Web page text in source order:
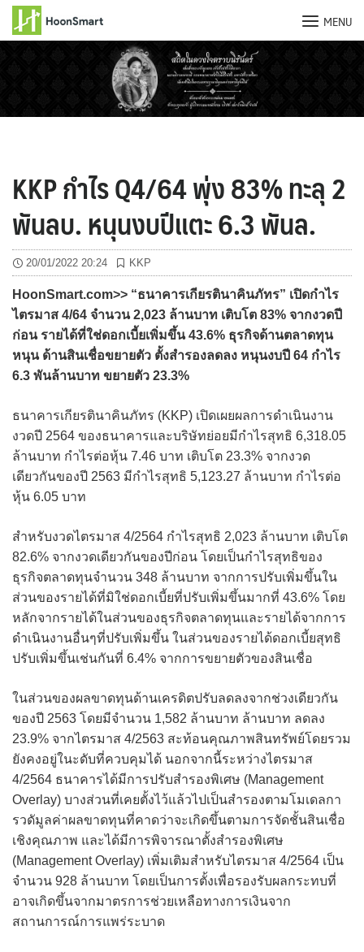
MENU
KKP กำไร Q4/64 พุ่ง 83% ทะลุ 2
พันลบ. หนุนงบปีแตะ 6.3 พันล.
20/01/2022 20:24 KKP
HoonSmart.com>> “ธนาคารเกียรตินาคินภัทร” เปิดกำไร
ไตรมาส 4/64 จำนวน 2,023 ล้านบาท เติบโต 83% จากงวดปี
ก่อน รายได้ที่ใช่ดอกเบี้ยเพิ่มขึ้น 43.6% ธุรกิจด้านตลาดทุน
หนุน ด้านสินเชื่อขยายตัว ตั้งสำรองลดลง หนุนงบปี 64 กำไร
6.3 พันล้านบาท ขยายตัว 23.3%
ธนาคารเกียรตินาคินภัทร (KKP) เปิดเผยผลการดำเนินงาน
งวดปี 2564 ของธนาคารและบริษัทย่อยมีกำไรสุทธิ 6,318.05
ล้านบาท กำไรต่อหุ้น 7.46 บาท เติบโต 23.3% จากงวด
เดียวกันของปี 2563 มีกำไรสุทธิ 5,123.27 ล้านบาท กำไรต่อ
หุ้น 6.05 บาท
สำหรับงวดไตรมาส 4/2564 กำไรสุทธิ 2,023 ล้านบาท เติบโต
82.6% จากงวดเดียวกันของปีก่อน โดยเป็นกำไรสุทธิของ
ธุรกิจตลาดทุนจำนวน 348 ล้านบาท จากการปรับเพิ่มขึ้นใน
ส่วนของรายได้ที่มิใช่ดอกเบี้ยที่ปรับเพิ่มขึ้นมากที่ 43.6% โดย
หลักจากรายได้ในส่วนของธุรกิจตลาดทุนและรายได้จากการ
ดำเนินงานอื่นๆที่ปรับเพิ่มขึ้น ในส่วนของรายได้ดอกเบี้ยสุทธิ
ปรับเพิ่มขึ้นเช่นกันที่ 6.4% จากการขยายตัวของสินเชื่อ
ในส่วนของผลขาดทุนด้านเครดิตปรับลดลงจากช่วงเดียวกัน
ของปี 2563 โดยมีจำนวน 1,582 ล้านบาท ล้านบาท ลดลง
23.9% จากไตรมาส 4/2563 สะท้อนคุณภาพสินทรัพย์โดยรวม
ยังคงอยู่ในะดับที่ควบคุมได้ นอกจากนี้ระหว่างไตรมาส
4/2564 ธนาคารได้มีการปรับสำรองพิเศษ (Management
Overlay) บางส่วนที่เคยตั้งไว้แล้วไปเป็นสำรองตามโมเดลกา
รวดัมูลค่าผลขาดทุนที่คาดว่าจะเกิดขึ้นตามการจัดชั้นสินเชื่อ
เชิงคุณภาพ และได้มีการพิจารณาตั้งสำรองพิเศษ
(Management Overlay) เพิ่มเติมสำหรับไตรมาส 4/2564 เป็น
จำนวน 928 ล้านบาท โดยเป็นการตั้งเพื่อรองรับผลกระทบที่
อาจเกิดขึ้นจากมาตรการช่วยเหลือทางการเงินจาก
สถานการณ์การแพร่ระบาด